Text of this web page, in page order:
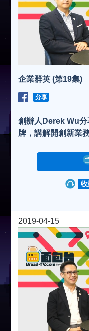
企業群英 (第19集)
分享
創辦人Derek Wu
牌，講解開創新業
收
2019-04-15